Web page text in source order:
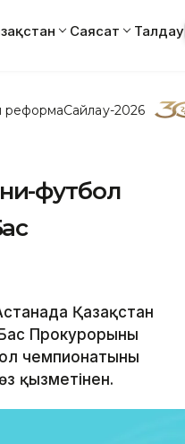
Саясат Талдау
реформаСайлау-2026
футбол
Қазақстан
Прокурорының
чемпионатының
қызметінен.